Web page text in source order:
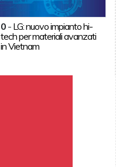
0 - LG: nuovo impianto hi-
tech per materiali avanzati
in Vietnam